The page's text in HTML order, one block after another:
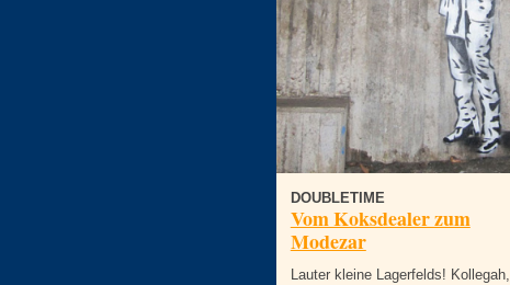
DOUBLETIME
Vom Koksdealer zum
Modezar
Lauter kleine Lagerfelds! Kollegah,